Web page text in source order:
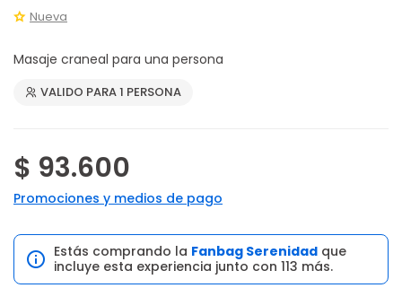
Nueva
Masaje craneal para una persona
VALIDO PARA 1 PERSONA
$ 93.600
Promociones y medios de pago
Estás comprando la Fanbag Serenidad que
incluye esta experiencia junto con 113 más.